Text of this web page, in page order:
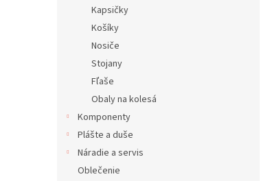
Kapsičky
Košíky
Nosiče
Stojany
Fľaše
Obaly na kolesá
Komponenty
Plášte a duše
Náradie a servis
Oblečenie